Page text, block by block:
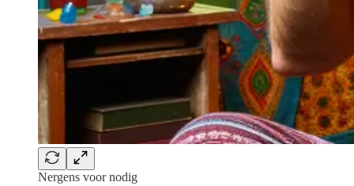
Nergens voor nodig